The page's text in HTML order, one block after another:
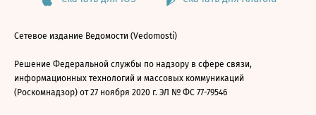
Сетевое издание Ведомости (Vedomosti)
Решение Федеральной службы по надзору в сфере связи,
информационных технологий и массовых коммуникаций
(Роскомнадзор) от 27 ноября 2020 г. ЭЛ № ФС 77-79546